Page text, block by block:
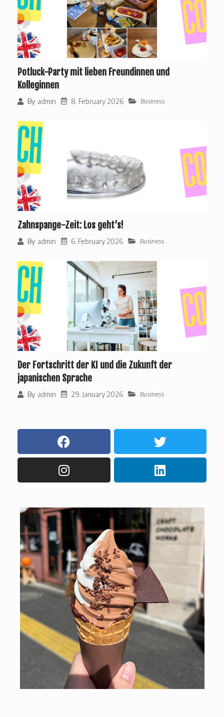
Potluck-Party mit lieben Freundinnen und
Kolleginnen
By admin 8. February 2026 Business
Zahnspange-Zeit: Los geht’s!
By admin 6. February 2026 Business
Der Fortschritt der KI und die Zukunft der
japanischen Sprache
By admin 29. January 2026 Business